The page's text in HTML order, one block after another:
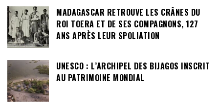
MADAGASCAR RETROUVE LES CRÂNES DU
ROI TOERA ET DE SES COMPAGNONS, 127
ANS APRÈS LEUR SPOLIATION
UNESCO : L’ARCHIPEL DES BIJAGOS INSCRIT
AU PATRIMOINE MONDIAL